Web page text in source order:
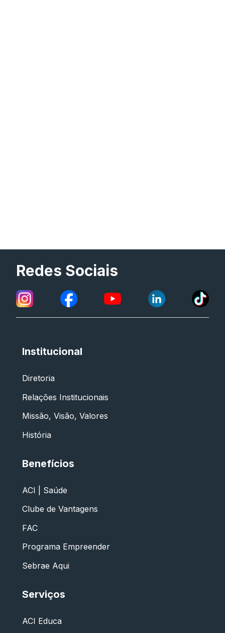
Redes Sociais
Institucional
Diretoria
Relações Institucionais
Missão, Visão, Valores
História
Benefícios
ACI | Saúde
Clube de Vantagens
FAC
Programa Empreender
Sebrae Aqui
Serviços
ACI Educa